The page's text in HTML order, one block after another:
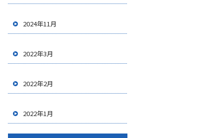
2024年11月
2022年3月
2022年2月
2022年1月